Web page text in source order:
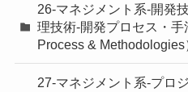
26-マネジメント系-開発
理技術-開発プロセス・
Process & Methodologies
27-マネジメント系-プロ